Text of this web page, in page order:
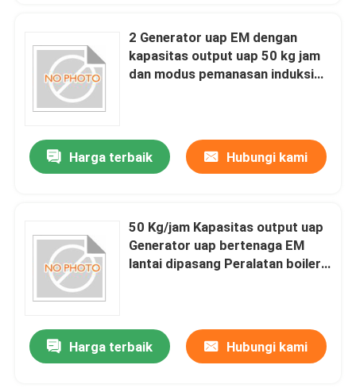
Tur Pabrik
Hubungi kami
Permintaan Penawaran
Ketel Pemanas Listrik
Ketel Uap Listrik
2 Generator uap EM dengan
kapasitas output uap 50 kg jam
dan modus pemanasan induksi
Harga terbaik Hubungi kami
50 Kg/jam Kapasitas output uap
Generator uap bertenaga EM
lantai dipasang Peralatan boiler
Harga terbaik Hubungi kami